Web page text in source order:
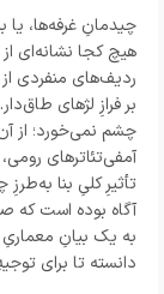
چیدمانِ غرفه‌ها، یا
هیچ کجا نشانه‌ای
ردیف‌های منفردی
بر فرازِ لژهای
چشم نمی‌خورد؛ از
آمفی‌تئاترهای
تأثیرِ کلیِ بنا
آگاه بوده است که
به یک بیانِ
دانسته تا برای